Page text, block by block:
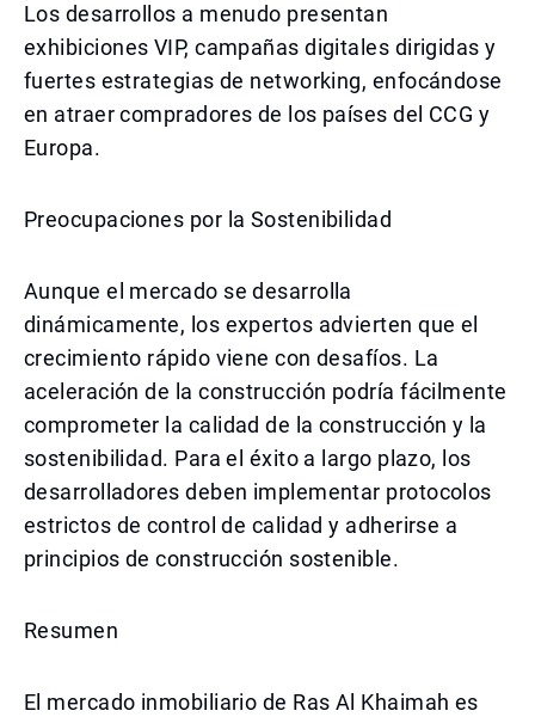
Los desarrollos a menudo presentan
exhibiciones VIP, campañas digitales dirigidas y
fuertes estrategias de networking, enfocándose
en atraer compradores de los países del CCG y
Europa.
Preocupaciones por la Sostenibilidad
Aunque el mercado se desarrolla
dinámicamente, los expertos advierten que el
crecimiento rápido viene con desafíos. La
aceleración de la construcción podría fácilmente
comprometer la calidad de la construcción y la
sostenibilidad. Para el éxito a largo plazo, los
desarrolladores deben implementar protocolos
estrictos de control de calidad y adherirse a
principios de construcción sostenible.
Resumen
El mercado inmobiliario de Ras Al Khaimah es